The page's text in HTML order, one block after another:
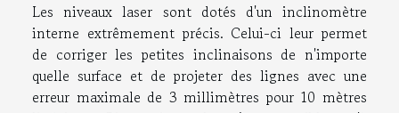
Les niveaux laser sont dotés d'un inclinomètre
interne extrêmement précis. Celui-ci leur permet
de corriger les petites inclinaisons de n'importe
quelle surface et de projeter des lignes avec une
erreur maximale de 3 millimètres pour 10 mètres